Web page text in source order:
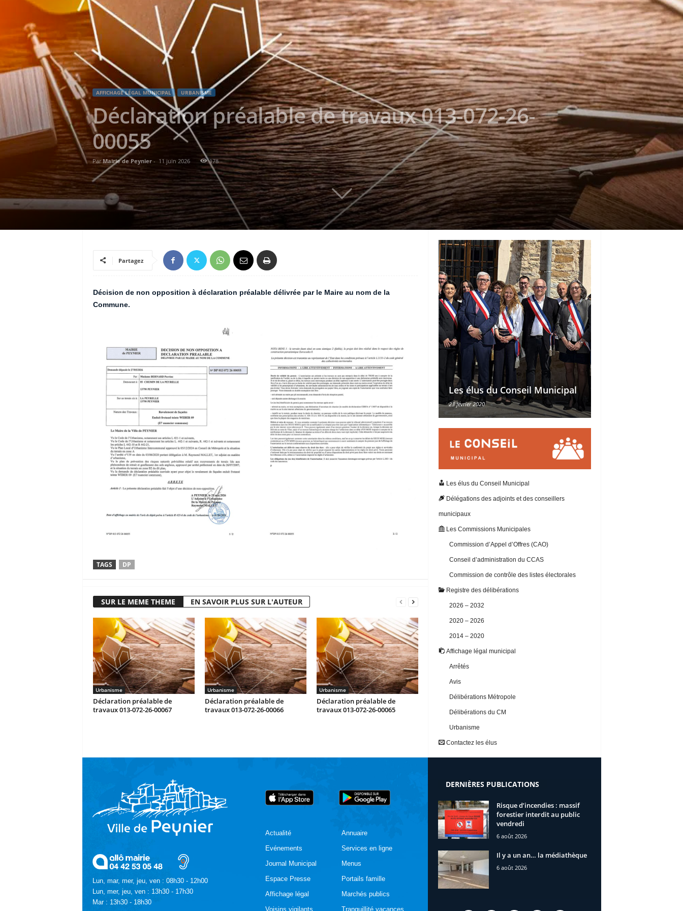
AFFICHAGE LÉGAL MUNICIPAL URBANISME
Déclaration préalable de travaux 013-072-26-
00055
Par Mairie de Peynier- 11 juin 2026 178
Partagez
Décision de non opposition à déclaration préalable délivrée par le Maire au nom de la
Commune.
TAGS DP
SUR LE MEME THEME EN SAVOIR PLUS SUR L'AUTEUR
Urbanisme
Déclaration préalable de
travaux 013-072-26-00067
Urbanisme
Déclaration préalable de
travaux 013-072-26-00066
Urbanisme
Déclaration préalable de
travaux 013-072-26-00065
Les élus du Conseil Municipal
23 février 2020
Les élus du Conseil Municipal
Délégations des adjoints et des conseillers
municipaux
Les Commissions Municipales
Commission d’Appel d’Offres (CAO)
Conseil d’administration du CCAS
Commission de contrôle des listes électorales
Registre des délibérations
2026 – 2032
2020 – 2026
2014 – 2020
Affichage légal municipal
Arrêtés
Avis
Délibérations Métropole
Délibérations du CM
Urbanisme
Contactez les élus
Lun, mar, mer, jeu, ven : 08h30 - 12h00
Lun, mer, jeu, ven : 13h30 - 17h30
Mar : 13h30 - 18h30
Actualité
Evénements
Journal Municipal
Espace Presse
Affichage légal
Voisins vigilants
Annuaire
Services en ligne
Menus
Portails famille
Marchés publics
Tranquillité vacances
DERNIÈRES PUBLICATIONS
Risque d’incendies : massif
forestier interdit au public
vendredi
6 août 2026
Il y a un an… la médiathèque
6 août 2026